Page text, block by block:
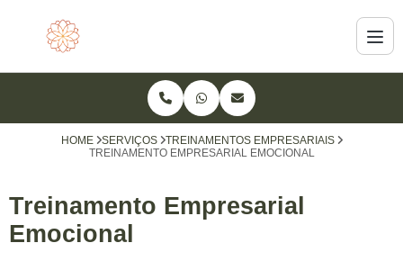
HOME SERVIÇOS
TREINAMENTOS EMPRESARIAIS
TREINAMENTO EMPRESARIAL EMOCIONAL
Treinamento Empresarial
Emocional